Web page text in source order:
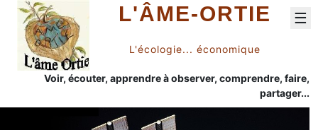
L'ÂME-ORTIE
L'écologie... économique
Voir, écouter, apprendre à observer, comprendre, faire,
partager...
☰